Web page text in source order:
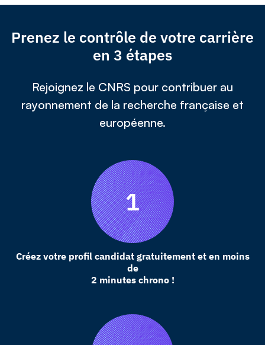
Prenez le contrôle de votre carrière
en 3 étapes
Rejoignez le CNRS pour contribuer au
rayonnement de la recherche française et
européenne.
Créez votre profil candidat gratuitement et en moins
de
2 minutes chrono !